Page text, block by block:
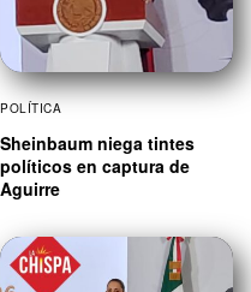
POLÍTICA
Sheinbaum niega tintes
políticos en captura de
Aguirre